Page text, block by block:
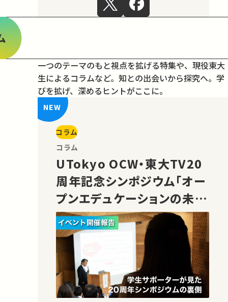
一つのテーマのもと視点を拡げる特集や、現役東大
生によるコラムなど。 知との出会いから探究へ。学
びを拡げ、深めるヒントがここに。
コラム
コラム
UTokyo OCW・東大TV20
周年記念シンポジウム「オー
プンエデュケーションの未
来」の様子をご紹介！